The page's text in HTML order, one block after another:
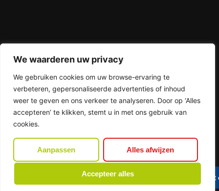
We waarderen uw privacy
We gebruiken cookies om uw browse-ervaring te
verbeteren, gepersonaliseerde advertenties of inhoud
weer te geven en ons verkeer te analyseren. Door op ‘Alles
accepteren’ te klikken, stemt u in met ons gebruik van
cookies.
Aanpassen Alles afwijzen
Accepteer alles